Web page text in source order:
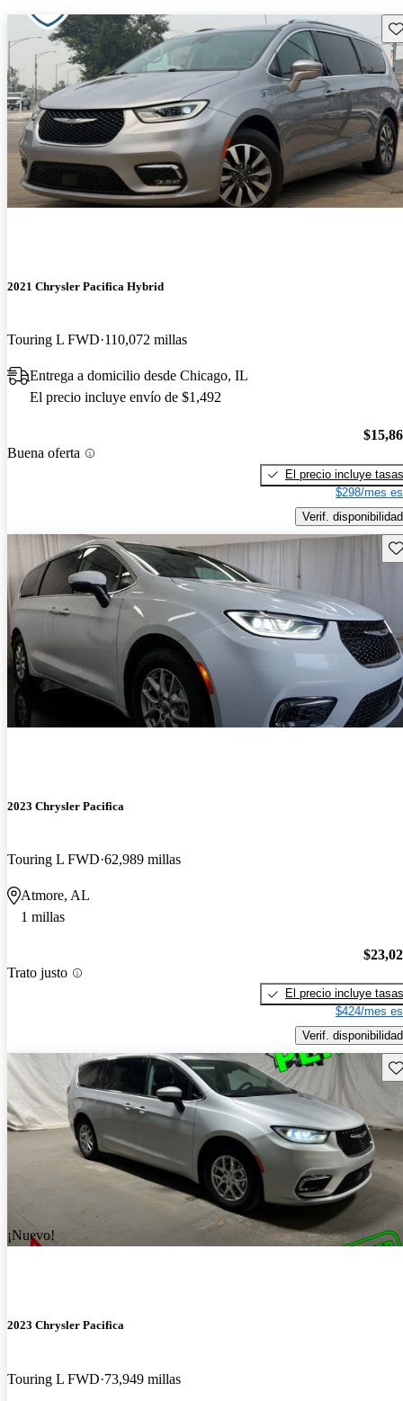
2021 Chrysler Pacifica Hybrid
Touring L FWD 110,072 millas
Entrega a domicilio desde Chicago, IL
El precio incluye envío de $1,492
Buena oferta
El precio incluye tasas
$298/mes
Verif. disponibilidad
2023 Chrysler Pacifica
Touring L FWD 62,989 millas
Atmore, AL
1 millas
Trato justo
El precio incluye tasas
$424/mes
Verif. disponibilidad
¡Nuevo!
2023 Chrysler Pacifica
Touring L FWD 73,949 millas